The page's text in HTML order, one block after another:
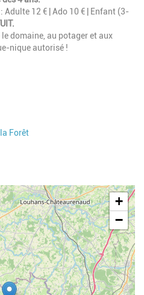
Adulte 12 € | Ado 10 € | Enfant (3-
domaine, au potager et aux
nique autorisé !
Forêt
+
−